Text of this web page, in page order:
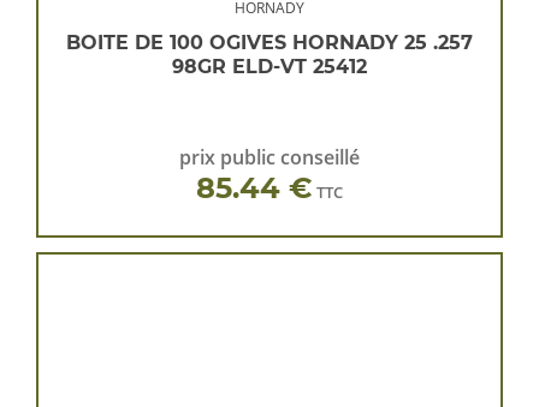
HORNADY
BOITE DE 100 OGIVES HORNADY 25 .257
98GR ELD-VT 25412
prix public conseillé
85.44 € TTC